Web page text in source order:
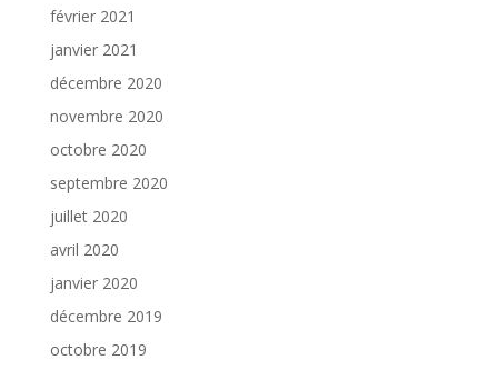
février 2021
janvier 2021
décembre 2020
novembre 2020
octobre 2020
septembre 2020
juillet 2020
avril 2020
janvier 2020
décembre 2019
octobre 2019